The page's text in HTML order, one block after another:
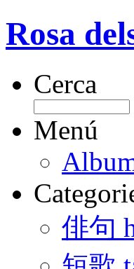
Rosa
Cerca
Menú
俳句